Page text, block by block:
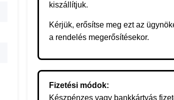
kiszállítjuk.
Kérjük, erősítse meg ezt az
a rendelés megerősítésekor.
Fizetési módok:
Készpénzes vagy bankkártyás